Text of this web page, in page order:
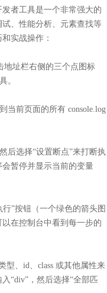
发者工具是一个非常强大的
、性能分析、元素查找等
实战操作：
地址栏右侧的三个点图标
。
当前页面的所有 console.log
后选择“设置断点”来打断执
暂停并显示当前的变量
”按钮（一个绿色的箭头图
在控制台中看到每一步的
型、id、class 或其他属性来
“div”，然后选择“全部匹